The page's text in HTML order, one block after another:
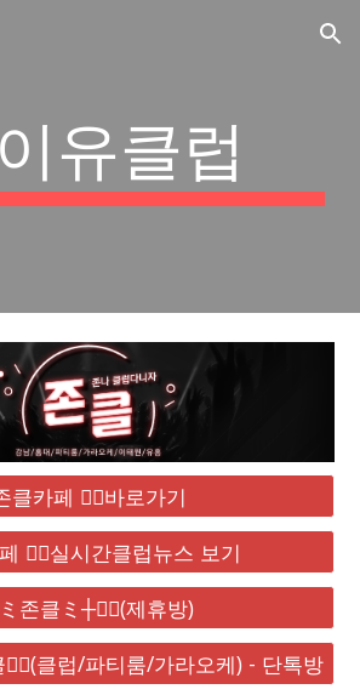
Skip to navigation
유클럽
클카페 ❤️‍🔥바로가기
❤️‍🔥실시간클럽뉴스 보기
존클ミ┼❤️‍🔥(제휴방)
클럽/파티룸/가라오케) - 단톡방